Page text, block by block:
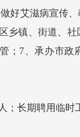
好艾滋病宣传
乡镇、街道、
；7、承办市政
长期聘用临时